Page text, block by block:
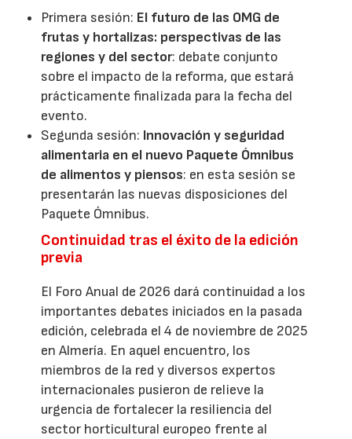
Primera sesión: El futuro de las OMG de
frutas y hortalizas: perspectivas de las
regiones y del sector: debate conjunto
sobre el impacto de la reforma, que estará
prácticamente finalizada para la fecha del
evento.
Segunda sesión: Innovación y seguridad
alimentaria en el nuevo Paquete Ómnibus
de alimentos y piensos: en esta sesión se
presentarán las nuevas disposiciones del
Paquete Ómnibus.
Continuidad tras el éxito de la edición
previa
El Foro Anual de 2026 dará continuidad a los
importantes debates iniciados en la pasada
edición, celebrada el 4 de noviembre de 2025
en Almería. En aquel encuentro, los
miembros de la red y diversos expertos
internacionales pusieron de relieve la
urgencia de fortalecer la resiliencia del
sector horticultural europeo frente al